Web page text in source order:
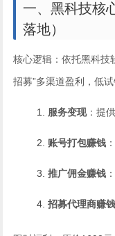
一、黑科技核
落地）
核心逻辑：依托黑科技
招募”多渠道盈利，低试
服务变现：提
账号打包赚钱
推广佣金赚钱
招募代理商赚钱